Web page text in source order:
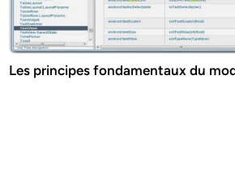
Les principes fondamentaux du